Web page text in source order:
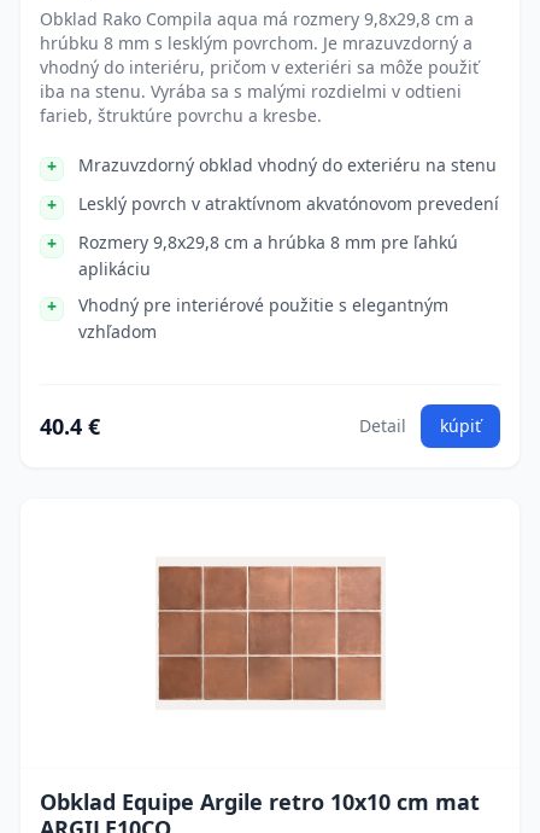
Obklad Rako Compila aqua má rozmery 9,8x29,8 cm a
hrúbku 8 mm s lesklým povrchom. Je mrazuvzdorný a
vhodný do interiéru, pričom v exteriéri sa môže použiť
iba na stenu. Vyrába sa s malými rozdielmi v odtieni
farieb, štruktúre povrchu a kresbe.
Mrazuvzdorný obklad vhodný do exteriéru na stenu
Lesklý povrch v atraktívnom akvatónovom prevedení
Rozmery 9,8x29,8 cm a hrúbka 8 mm pre ľahkú
aplikáciu
Vhodný pre interiérové použitie s elegantným
vzhľadom
40.4 € Detail kúpiť
Obklad Equipe Argile retro 10x10 cm mat